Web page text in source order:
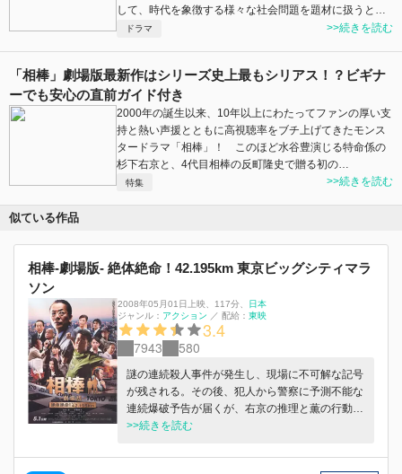
して、時代を象徴する様々な社会問題を題材に扱うと…
ドラマ >>続きを読む
「相棒」劇場版最新作はシリーズ史上最もシリアス！？ビギナ
ーでも安心の直前ガイド付き
2000年の誕生以来、10年以上にわたってファンの厚い支
持と熱い声援とともに高視聴率をブチ上げてきたモンス
タードラマ「相棒」！ このほど水谷豊演じる特命係の
杉下右京と、4代目相棒の反町隆史で贈る初の…
特集 >>続きを読む
似ている作品
相棒-劇場版- 絶体絶命！42.195km 東京ビッグシティマラ
ソン
2008年05月01日上映、 117分、 日本
ジャンル： アクション ／ 配給： 東映
3.4
7943 580
謎の連続殺人事件が発生し、現場に不可解な記号
が残される。その後、犯人から警察に予測不能な
連続爆破予告が届くが、右京の推理と薫の行動力
で、犯人の狙いが「東京ビッグシティマラソン」
ものだった…。
>>続きを読む